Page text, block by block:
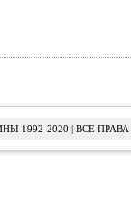
1992-2020 | ВСЕ